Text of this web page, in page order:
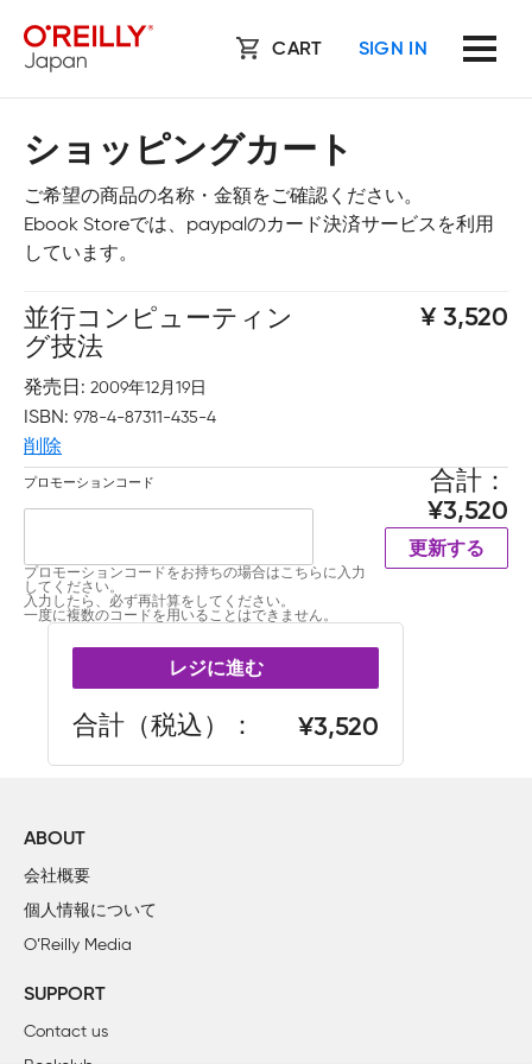
CART SIGN IN
ショッピングカート
ご希望の商品の名称・金額をご確認ください。
Ebook Storeでは、paypalのカード決済サービスを利用
しています。
並行コンピューティン
グ技法
発売日 2009年12月19日
ISBN 978-4-87311-435-4
削除
3,520
プロモーションコード
プロモーションコードをお持ちの場合はこちらに入力
してください。
入力したら、必ず再計算をしてください。
一度に複数のコードを用いることはできません。
合計
3,520
更新する
レジに進む
合計（税込） 3,520
ABOUT
会社概要
個人情報について
O’Reilly Media
SUPPORT
Contact us